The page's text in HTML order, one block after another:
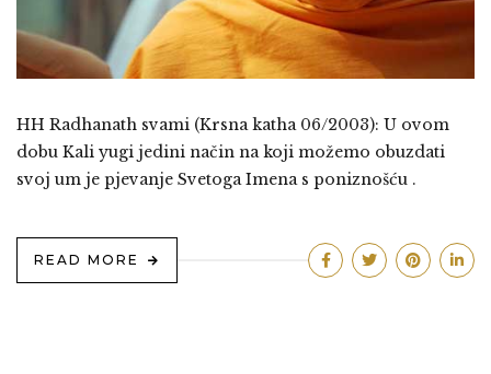
HH Radhanath svami (Krsna katha 06/2003): U ovom
dobu Kali yugi jedini način na koji možemo obuzdati
svoj um je pjevanje Svetoga Imena s poniznošću .
READ MORE